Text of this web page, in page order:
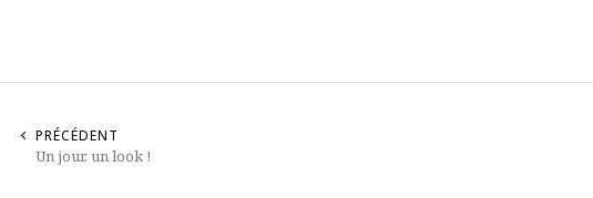
PRÉCÉDENT
Un jour, un look !